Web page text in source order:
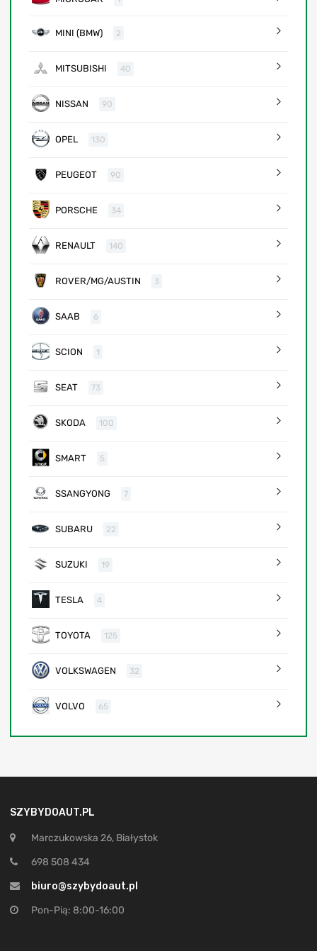
MINI (BMW) 2
MITSUBISHI 40
NISSAN 90
OPEL 130
PEUGEOT 90
PORSCHE 34
RENAULT 140
ROVER/MG/AUSTIN 3
SAAB 6
SCION 1
SEAT 73
SKODA 100
SMART 5
SSANGYONG 7
SUBARU 22
SUZUKI 19
TESLA 4
TOYOTA 125
VOLKSWAGEN 32
VOLVO 65
SZYBYDOAUT.PL
Marczukowska 26, Białystok
698 508 434
biuro@szybydoaut.pl
Pon-Pią: 8:00-16:00